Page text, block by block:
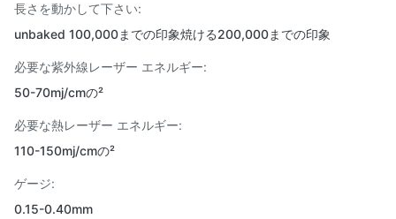
長さを動かして下さい:
unbaked 100,000までの印象焼ける200,000までの印象
必要な紫外線レーザー エネルギー:
50-70mj/cmの²
必要な熱レーザー エネルギー:
110-150mj/cmの²
ゲージ:
0.15-0.40mm